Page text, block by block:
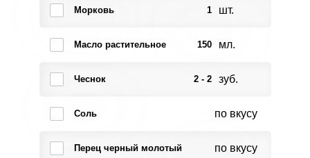
Морковь 1 шт.
Масло растительное 150 мл.
Чеснок 2 - 2 зуб.
Соль по вкусу
Перец черный молотый по вкусу